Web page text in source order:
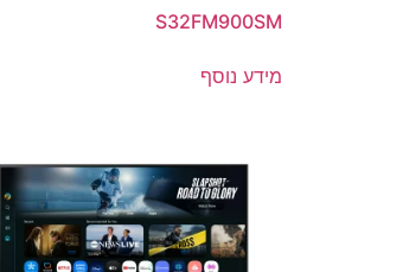
S32FM900SM
מידע נוסף